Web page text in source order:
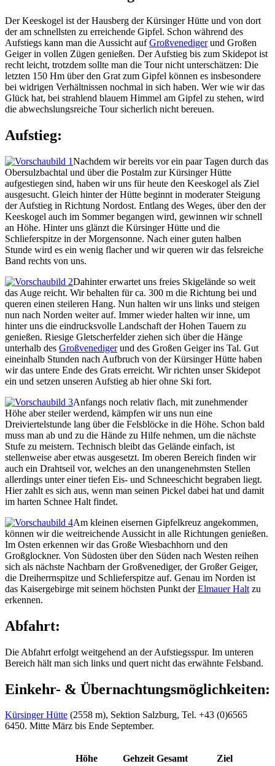
Der Keeskogel ist der Hausberg der Kürsinger Hütte und von dort
der am schnellsten zu erreichende Gipfel. Schon während des
Aufstiegs kann man die Aussicht aufGroßvenedigerund Großen
Geiger in vollen Zügen genießen. Der Aufstieg bis zum Skidepot ist
recht leicht, trotzdem sollte man die Tour nicht unterschätzen: Die
letzten 150 Hm über den Grat zum Gipfel können es insbesondere
bei widrigen Verhältnissen nochmal in sich haben. Wer wie wir das
Glück hat, bei strahlend blauem Himmel am Gipfel zu stehen, wird
die abwechslungsreiche Tour sicherlich nicht bereuen.
Aufstieg:
Nachdem wir bereits vor ein paar Tagen durch das
Obersulzbachtal und über die Postalm zur Kürsinger Hütte
aufgestiegen sind, haben wir uns für heute den Keeskogel als Ziel
ausgesucht. Gleich hinter der Hütte beginnt in moderater Steigung
der Aufstieg in Richtung Nordost. Entlang des Weges, über den der
Keeskogel auch im Sommer begangen wird, gewinnen wir schnell
an Höhe. Hinter uns glänzt die Kürsinger Hütte und die
Schlieferspitze in der Morgensonne. Nach einer guten halben
Stunde wird es ein wenig flacher und wir queren wir das felsreiche
Band rechts von uns.
Dahinter erwartet uns freies Skigelände so weit
das Auge reicht. Wir behalten für ca. 300 m die Richtung bei und
queren einen steileren Hang. Nun halten wir uns links und steigen
nun nach Norden weiter auf. Immer wieder halten wir inne, um
hinter uns die eindrucksvolle Landschaft der Hohen Tauern zu
genießen. Riesige Gletscherfelder ziehen sich über die Hänge
unterhalb des Großvenedigerund des Großen Geiger ins Tal. Gut
eineinhalb Stunden nach Aufbruch von der Kürsinger Hütte haben
wir das untere Ende des Grats erreicht. Wir richten unser Skidepot
ein und setzen unseren Aufstieg ab hier ohne Ski fort.
Anfangs noch relativ flach, mit zunehmender
Höhe aber steiler werdend, kämpfen wir uns nun eine
Dreiviertelstunde lang über die Felsblöcke in die Höhe. Schon bald
muss man ab und zu die Hände zu Hilfe nehmen, um die nächste
Stufe zu meistern. Technisch bleibt das Gelände einfach, ist
stellenweise aber etwas ausgesetzt. Im oberen Bereich finden wir
auch ein Drahtseil vor, welches an den unangenehmsten Stellen
allerdings unter einer tiefen Eis- und Schneeschicht begraben liegt.
Hier zahlt es sich aus, wenn man seinen Pickel dabei hat und damit
im harten Schnee Halt findet.
Am kleinen eisernen Gipfelkreuz angekommen,
können wir die weitreichende Aussicht in alle Richtungen genießen.
Im Osten erkennen wir das Große Wiesbachhorn und den
Großglockner. Von Südosten über den Süden nach Westen reihen
sich als nächste Nachbarn der Großvenediger, der Großer Geiger,
die Dreiherrnspitze und Schlieferspitze auf. Genau im Norden ist
das Kaisergebirge mit seinem höchsten Punkt derElmauer Halt zu
erkennen.
Abfahrt:
Die Abfahrt erfolgt weitgehend an der Aufstiegsspur. Im unteren
Bereich hält man sich links und quert nicht das erwähnte Felsband.
Einkehr- & Übernachtungsmöglichkeiten:
Kürsinger Hütte (2558 m), Sektion Salzburg, Tel. +43 (0)6565
6450. Mitte März bis Ende September.
Höhe Gehzeit Gesamt
Ziel